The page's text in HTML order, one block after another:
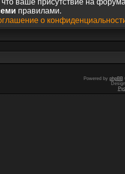
ваше присутствие на
правилами.
о
Powered by phpBB